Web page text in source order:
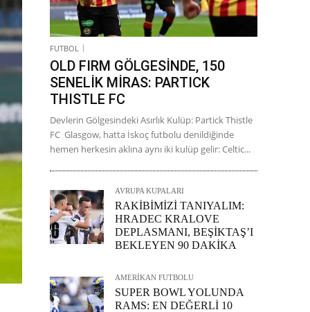
FUTBOL
OLD FIRM GÖLGESİNDE, 150
SENELİK MİRAS: PARTICK
THISTLE FC
Devlerin Gölgesindeki Asırlık Kulüp: Partick Thistle
FC Glasgow, hatta İskoç futbolu denildiğinde
hemen herkesin aklına aynı iki kulüp gelir: Celtic...
AVRUPA KUPALARI
RAKİBİMİZİ TANIYALIM:
HRADEC KRALOVE
DEPLASMANI, BEŞİKTAŞ’I
BEKLEYEN 90 DAKİKA
AMERİKAN FUTBOLU
SUPER BOWL YOLUNDA
RAMS: EN DEĞERLİ 10